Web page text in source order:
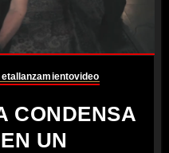
lanzamientovideo
CONDENSA
UN